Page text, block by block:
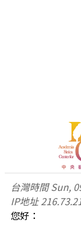
台灣時間Sun,
IP地址
您好：